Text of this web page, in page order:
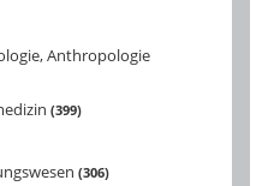
Anthropologie
399
306